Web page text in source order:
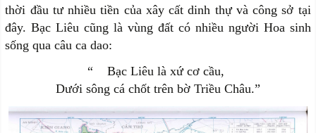
thời đầu tư nhiều tiền của xây cất dinh thự và công sở tại
đây. Bạc Liêu cũng là vùng đất có nhiều người Hoa sinh
sống qua câu ca dao:
“ Bạc Liêu là xứ cơ cầu,
Dưới sông cá chốt trên bờ Triều Châu.”